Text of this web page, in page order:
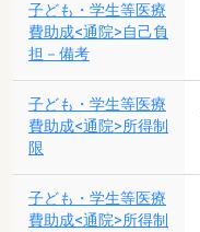
子ども・学生等医療
費助成<通院>自己負
担－備考
子ども・学生等医療
費助成<通院>所得制
限
子ども・学生等医療
費助成<通院>所得制